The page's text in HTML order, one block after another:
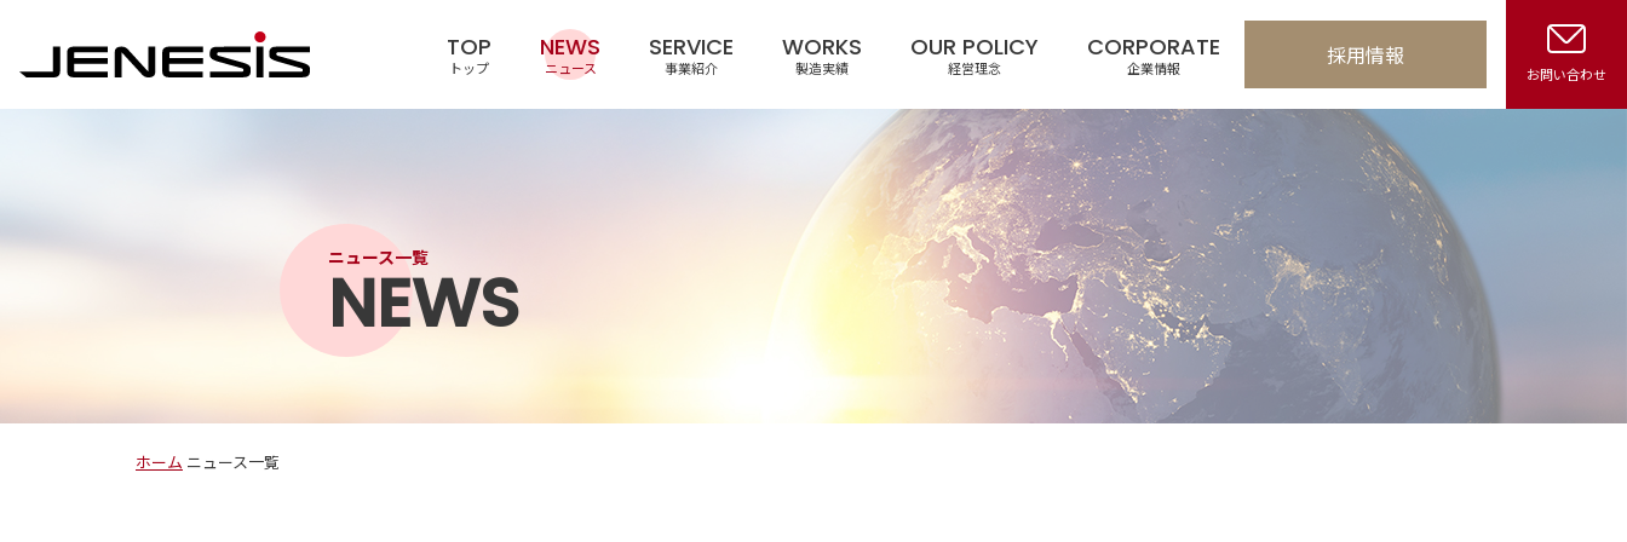
TOP
トップ
NEWS
ニュース
SERVICE
事業紹介
WORKS
製造実績
OUR POLICY
経営理念
CORPORATE
企業情報 採用情報
お問い合わせ
ニュース一覧
NEWS
ホーム ニュース一覧